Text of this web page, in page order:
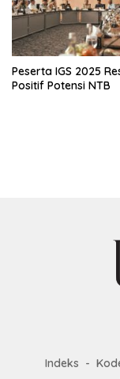
Peserta IGS 2025
Positif Potensi NTB
Indeks